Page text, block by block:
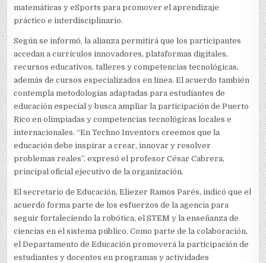
matemáticas y eSports para promover el aprendizaje
práctico e interdisciplinario.
Según se informó, la alianza permitirá que los participantes
accedan a currículos innovadores, plataformas digitales,
recursos educativos, talleres y competencias tecnológicas,
además de cursos especializados en línea. El acuerdo también
contempla metodologías adaptadas para estudiantes de
educación especial y busca ampliar la participación de Puerto
Rico en olimpiadas y competencias tecnológicas locales e
internacionales. “En Techno Inventors creemos que la
educación debe inspirar a crear, innovar y resolver
problemas reales”, expresó el profesor César Cabrera,
principal oficial ejecutivo de la organización.
El secretario de Educación, Eliezer Ramos Parés, indicó que el
acuerdo forma parte de los esfuerzos de la agencia para
seguir fortaleciendo la robótica, el STEM y la enseñanza de
ciencias en el sistema público. Como parte de la colaboración,
el Departamento de Educación promoverá la participación de
estudiantes y docentes en programas y actividades